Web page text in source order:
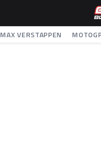
MAX VERSTAPPEN